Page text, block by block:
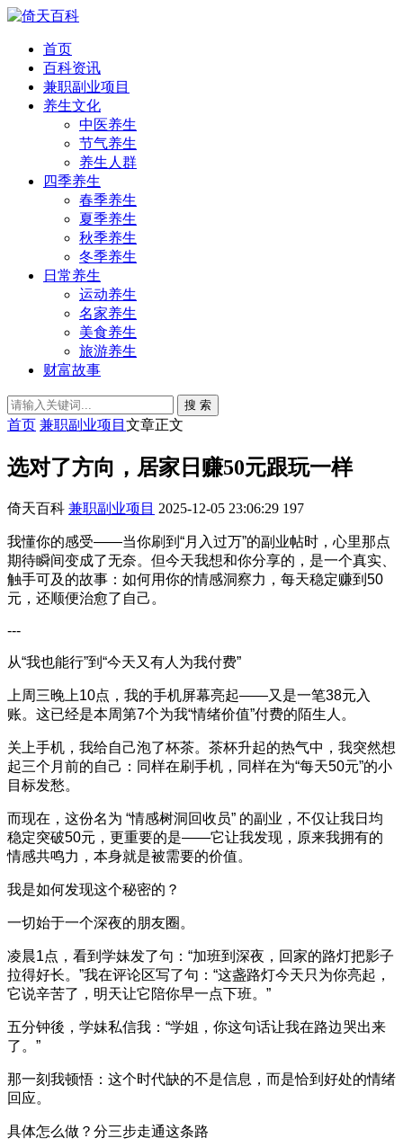
首页
百科资讯
兼职副业项目
养生文化
中医养生
节气养生
养生人群
四季养生
春季养生
夏季养生
秋季养生
冬季养生
日常养生
运动养生
名家养生
美食养生
旅游养生
财富故事
搜 索
首页 兼职副业项目 文章正文
选对了方向，居家日赚50元跟玩一样
倚天百科 兼职副业项目 2025-12-05 23:06:29 197
我懂你的感受——当你刷到“月入过万”的副业帖时，心里那点
期待瞬间变成了无奈。但今天我想和你分享的，是一个真实、
触手可及的故事：如何用你的情感洞察力，每天稳定赚到50
元，还顺便治愈了自己。
---
从“我也能行”到“今天又有人为我付费”
上周三晚上10点，我的手机屏幕亮起——又是一笔38元入
账。这已经是本周第7个为我“情绪价值”付费的陌生人。
关上手机，我给自己泡了杯茶。茶杯升起的热气中，我突然想
起三个月前的自己：同样在刷手机，同样在为“每天50元”的小
目标发愁。
而现在，这份名为 “情感树洞回收员” 的副业，不仅让我日均
稳定突破50元，更重要的是——它让我发现，原来我拥有的
情感共鸣力，本身就是被需要的价值。
我是如何发现这个秘密的？
一切始于一个深夜的朋友圈。
凌晨1点，看到学妹发了句：“加班到深夜，回家的路灯把影子
拉得好长。”我在评论区写了句：“这盏路灯今天只为你亮起，
它说辛苦了，明天让它陪你早一点下班。”
五分钟後，学妹私信我：“学姐，你这句话让我在路边哭出来
了。”
那一刻我顿悟：这个时代缺的不是信息，而是恰到好处的情绪
回应。
具体怎么做？分三步走通这条路